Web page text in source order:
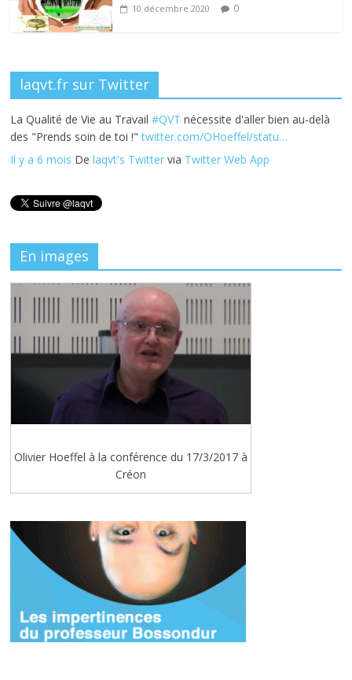
10 décembre 2020 0
laqvt.fr sur Twitter
La Qualité de Vie au Travail#QVT nécessite d'aller bien au-delà
des "Prends soin de toi !"twitter.com/OHoeffel/statu…
Il y a 6 mois Delaqvt's Twitter via Twitter Web App
En images
Olivier Hoeffel à la conférence du 17/3/2017 à
Créon